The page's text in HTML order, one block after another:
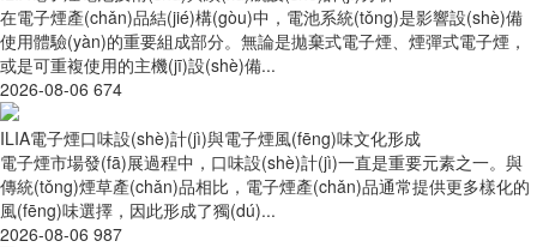
在電子煙產(chǎn)品結(jié)構(gòu)中，電池系統(tǒng)是影響設(shè)備
使用體驗(yàn)的重要組成部分。無論是拋棄式電子煙、煙彈式電子煙，
或是可重複使用的主機(jī)設(shè)備...
2026-08-06 674
ILIA電子煙口味設(shè)計(jì)與電子煙風(fēng)味文化形成
電子煙市場發(fā)展過程中，口味設(shè)計(jì)一直是重要元素之一。與
傳統(tǒng)煙草產(chǎn)品相比，電子煙產(chǎn)品通常提供更多樣化的
風(fēng)味選擇，因此形成了獨(dú)...
2026-08-06 987